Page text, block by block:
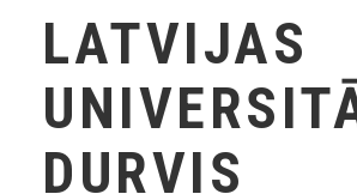
LATVIJAS
DURVIS